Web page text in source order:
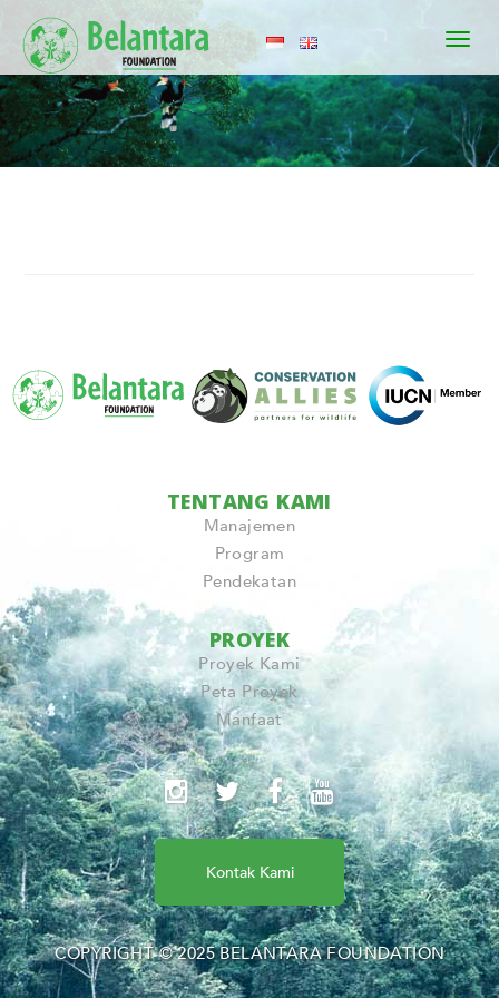
TENTANG KAMI
Manajemen
Program
Pendekatan
PROYEK
Proyek Kami
Peta Proyek
Manfaat
Kontak Kami
COPYRIGHT © 2025 BELANTARA FOUNDATION